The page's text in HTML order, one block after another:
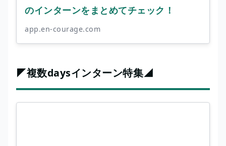
のインターンをまとめてチェック！
app.en-courage.com
◤複数daysインターン特集◢